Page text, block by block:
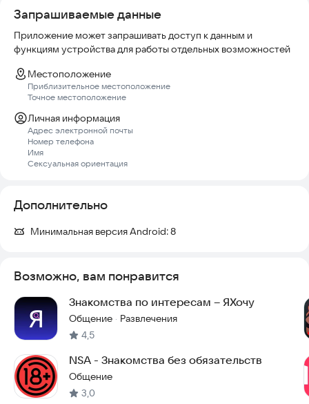
КОНФИДЕНЦИАЛЬНОСТЬ
Конфиденциальность данных гарантирована. Вы всегда
Запрашиваемые данные
Приложение может запрашивать доступ к данным и
функциям устройства для работы отдельных возможностей
Местоположение
Приблизительное местоположение
Точное местоположение
Личная информация
Адрес электронной почты
Номер телефона
Имя
Сексуальная ориентация
Дополнительно
Минимальная версия Android:8
Возможно, вам понравится
Знакомства по интересам – ЯХочу
Общение · Развлечения
4,5
NSA - Знакомства без обязательств
Общение
3,0